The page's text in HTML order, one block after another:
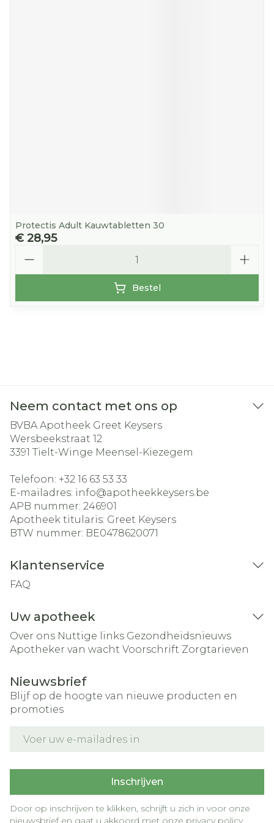
Protectis Adult Kauwtabletten 30
€ 28,95
Bestel
Neem contact met ons op
BVBA Apotheek Greet Keysers
Wersbeekstraat 12
3391 Tielt-Winge Meensel-Kiezegem
Telefoon: +32 16 63 53 33
E-mailadres: info@apotheekkeysers.be
APB nummer: 246901
Apotheek titularis: Greet Keysers
BTW nummer: BE0478620071
Klantenservice
FAQ
Uw apotheek
Over ons Nuttige links Gezondheidsnieuws
Apotheker van wacht Voorschrift Zorgtarieven
Nieuwsbrief
Blijf op de hoogte van nieuwe producten en
promoties
Inschrijven
Door op inschrijven te klikken, schrijft u zich in voor onze
nieuwsbrief en gaat u akkoord met onze privacy policy